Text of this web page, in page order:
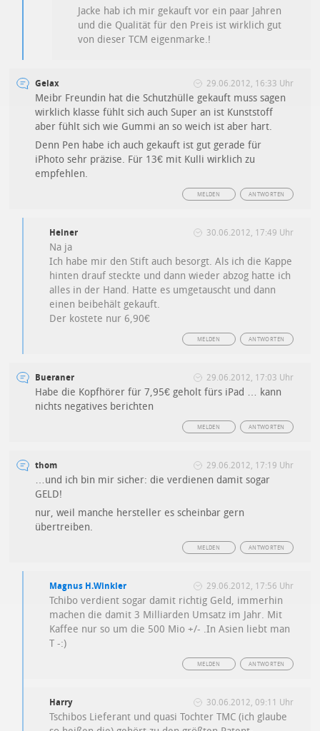
Jacke hab ich mir gekauft vor ein paar Jahren
und die Qualität für den Preis ist wirklich gut
von dieser TCM eigenmarke.!
Gelax 29.06.2012, 16:33 Uhr
Meibr Freundin hat die Schutzhülle gekauft muss sagen
wirklich klasse fühlt sich auch Super an ist Kunststoff
aber fühlt sich wie Gummi an so weich ist aber hart.
Denn Pen habe ich auch gekauft ist gut gerade für
iPhoto sehr präzise. Für 13€ mit Kulli wirklich zu
empfehlen.
ANTWORTEN
MELDEN
Heiner 30.06.2012, 17:49 Uhr
Na ja
Ich habe mir den Stift auch besorgt. Als ich die Kappe
hinten drauf steckte und dann wieder abzog hatte ich
alles in der Hand. Hatte es umgetauscht und dann
einen beibehält gekauft.
Der kostete nur 6,90€
ANTWORTEN
MELDEN
Bueraner 29.06.2012, 17:03 Uhr
Habe die Kopfhörer für 7,95€ geholt fürs iPad … kann
nichts negatives berichten
ANTWORTEN
MELDEN
thom 29.06.2012, 17:19 Uhr
…und ich bin mir sicher: die verdienen damit sogar
GELD!
nur, weil manche hersteller es scheinbar gern
übertreiben.
ANTWORTEN
MELDEN
Magnus H.Winkler 29.06.2012, 17:56 Uhr
Tchibo verdient sogar damit richtig Geld, immerhin
machen die damit 3 Milliarden Umsatz im Jahr. Mit
Kaffee nur so um die 500 Mio +/- .In Asien liebt man
T -:)
ANTWORTEN
MELDEN
Harry 30.06.2012, 09:11 Uhr
Tschibos Lieferant und quasi Tochter TMC (ich glaube